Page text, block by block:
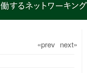
next»
«prev